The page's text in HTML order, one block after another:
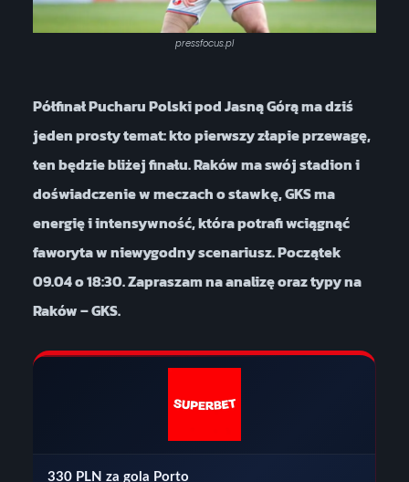
pressfocus.pl
Półfinał Pucharu Polski pod Jasną Górą ma dziś
jeden prosty temat: kto pierwszy złapie przewagę,
ten będzie bliżej finału. Raków ma swój stadion i
doświadczenie w meczach o stawkę, GKS ma
energię i intensywność, która potrafi wciągnąć
faworyta w niewygodny scenariusz. Początek
09.04 o 18:30. Zapraszam na analizę oraz typy na
Raków – GKS.
330 PLN za gola Porto